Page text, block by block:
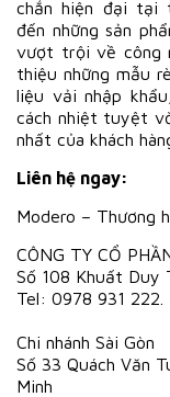
chắn hiện đại tại
đến những sản
vượt trội về công
thiệu những mẫu
liệu vải nhập
cách nhiệt tuyệt
nhất của khách
Liên hệ ngay:
Modero – Thương
CÔNG TY CỔ
Số 108 Khuất Duy
Tel: 0978 931 222.
Chi nhánh Sài Gòn
Số 33 Quách Văn
Minh